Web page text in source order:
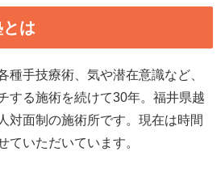
は
種手技療術、気や潜在意識など、
する施術を続けて30年。福井県越
対面制の施術所です。現在は時間
ていただいています。